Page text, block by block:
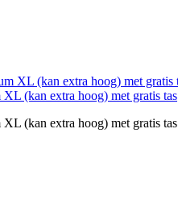
(kan extra hoog) met gratis tas
(kan extra hoog) met gratis tas